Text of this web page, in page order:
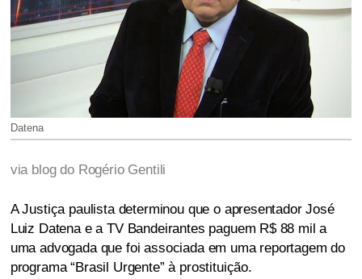
Datena
via blog do Rogério Gentili
A Justiça paulista determinou que o apresentador José
Luiz Datena e a TV Bandeirantes paguem R$ 88 mil a
uma advogada que foi associada em uma reportagem do
programa “Brasil Urgente” à prostituição.